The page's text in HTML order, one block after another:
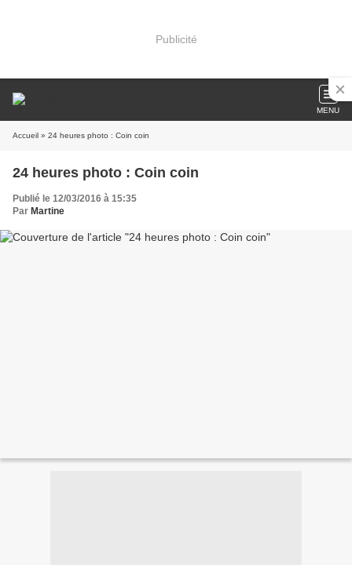
Publicité
MENU
Accueil » 24 heures photo : Coin coin
24 heures photo : Coin coin
Publié le 12/03/2016 à 15:35
Par Martine